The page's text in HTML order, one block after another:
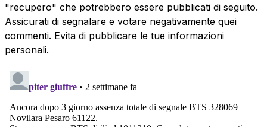
"recupero" che potrebbero essere pubblicati di seguito.
Assicurati di segnalare e votare negativamente quei
commenti. Evita di pubblicare le tue informazioni
personali.